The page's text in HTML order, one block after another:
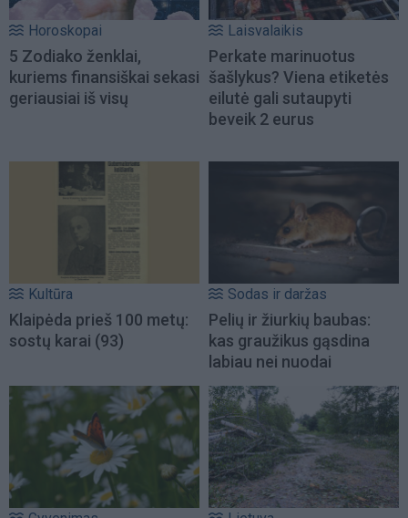
Horoskopai
5 Zodiako ženklai,
kuriems finansiškai sekasi
geriausiai iš visų
Laisvalaikis
Perkate marinuotus
šašlykus? Viena etiketės
eilutė gali sutaupyti
beveik 2 eurus
Kultūra
Klaipėda prieš 100 metų:
sostų karai (93)
Sodas ir daržas
Pelių ir žiurkių baubas:
kas graužikus gąsdina
labiau nei nuodai